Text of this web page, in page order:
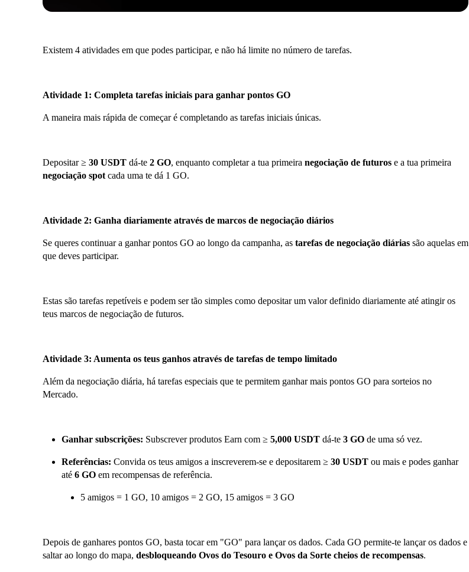
Existem 4 atividades em que podes participar, e não há limite no número de tarefas.
Atividade 1: Completa tarefas iniciais para ganhar pontos GO
A maneira mais rápida de começar é completando as tarefas iniciais únicas.
Depositar ≥ 30 USDT dá-te 2 GO, enquanto completar a tua primeira negociação de futuros e a tua primeira
negociação spot cada uma te dá 1 GO.
Atividade 2: Ganha diariamente através de marcos de negociação diários
Se queres continuar a ganhar pontos GO ao longo da campanha, as tarefas de negociação diárias são aquelas em
que deves participar.
Estas são tarefas repetíveis e podem ser tão simples como depositar um valor definido diariamente até atingir os
teus marcos de negociação de futuros.
Atividade 3: Aumenta os teus ganhos através de tarefas de tempo limitado
Além da negociação diária, há tarefas especiais que te permitem ganhar mais pontos GO para sorteios no
Mercado.
Ganhar subscrições: Subscrever produtos Earn com ≥ 5,000 USDT dá-te 3 GO de uma só vez.
Referências: Convida os teus amigos a inscreverem-se e depositarem ≥ 30 USDT ou mais e podes ganhar
até 6 GO em recompensas de referência.
5 amigos = 1 GO, 10 amigos = 2 GO, 15 amigos = 3 GO
Depois de ganhares pontos GO, basta tocar em "GO" para lançar os dados. Cada GO permite-te lançar os dados e
saltar ao longo do mapa, desbloqueando Ovos do Tesouro e Ovos da Sorte cheios de recompensas.